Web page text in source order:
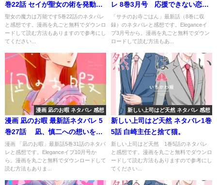
巻22話 セイが聖女の術を発動
し、沼の浄化に成功！
聖女の魔力は万能です5巻22話のネタバレ
と感想です。漫画を丸ごと無料でダウンロ
ードして読む方法もありますので参考にし
てください...
レ 8巻3月号 応援できない恋の
行方
「サチのお寺ごはん」最新話（8巻に収
録）のネタバレと感想です。Eleganceイ
ブ3月号から。漫画を丸ごと無料でダウン
ロードして読む方法もあ...
漫画 凪のお暇 ネタバレ 感想
漫画 凪のお暇 最新話ネタバレ 5
巻27話 凪、慎二への想いを自
覚する･･･？！
漫画 「凪のお暇」最新話5巻31話のネタバ
レと感想です。Eleganceイブ10月号か
ら。漫画を丸ごと無料でダウンロードして
読む方法もありま...
新しい上司はど天然 ネタバレ 感想
新しい上司はど天然 ネタバレ1巻
5話 白崎主任と捨て猫。
新しい上司はど天然 1巻5話のネタバレ
と感想です。漫画を丸ごと無料でダウンロ
ードして読む方法もありますので参考にし
てください...